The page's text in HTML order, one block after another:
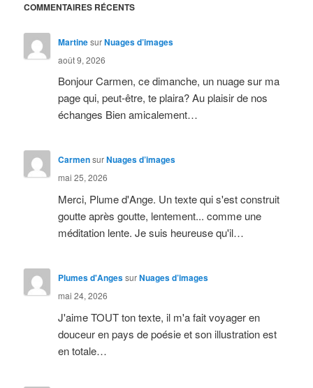
COMMENTAIRES RÉCENTS
MartinesurNuages d’images
août 9, 2026
Bonjour Carmen, ce dimanche, un nuage sur ma
page qui, peut-être, te plaira? Au plaisir de nos
échanges Bien amicalement…
CarmensurNuages d’images
mai 25, 2026
Merci, Plume d'Ange. Un texte qui s'est construit
goutte après goutte, lentement... comme une
méditation lente. Je suis heureuse qu'il…
Plumes d'AngessurNuages d’images
mai 24, 2026
J'aime TOUT ton texte, il m'a fait voyager en
douceur en pays de poésie et son illustration est
en totale…